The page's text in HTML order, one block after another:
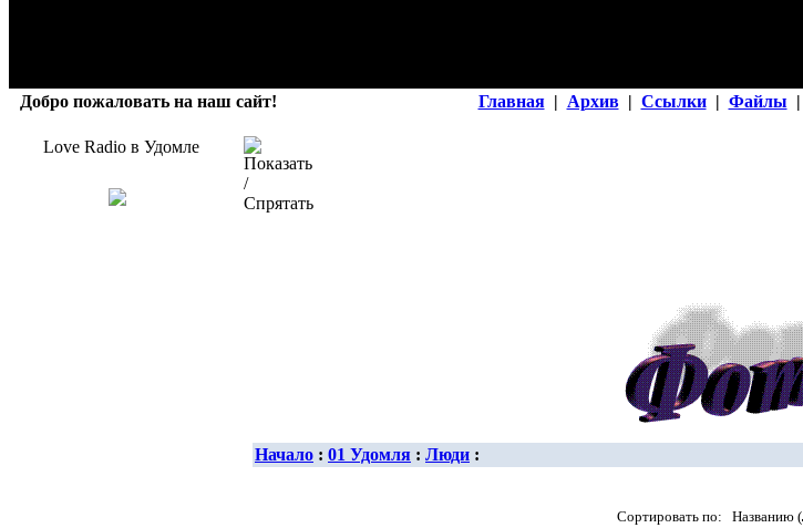
Добро пожаловать на наш сайт! Главная | Архив | Ссылки | Файлы |
Love Radio в Удомле
Начало : 01 Удомля : Люди :
Сортировать по: Названию (